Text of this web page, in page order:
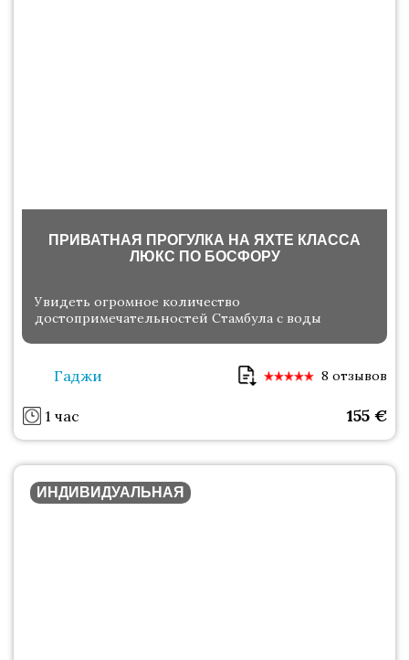
ПРИВАТНАЯ ПРОГУЛКА НА ЯХТЕ КЛАССА
ЛЮКС ПО БОСФОРУ
Увидеть огромное количество
достопримечательностей Стамбула с воды
Гаджи 8 отзывов
1 час 155 €
ИНДИВИДУАЛЬНАЯ